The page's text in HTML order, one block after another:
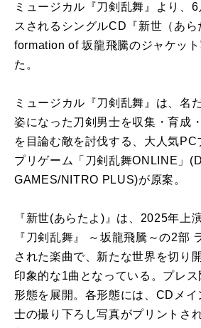
ミュージカル『刀剣乱舞』より、
スされるシングルCD『新世（あ
formation of 坂龍飛騰のジャケッ
た。
ミュージカル『刀剣乱舞』は、名
姿になった刀剣男士を収集・育成
を目論む敵を討伐する、大人気PC
プリゲーム「刀剣乱舞ONLINE」
GAMES/NITRO PLUS)が原案。
『新世(あらたよ)』は、2025年上
『刀剣乱舞』 ～坂龍飛騰～の2部
された楽曲で、新たな世界を切り
印象的な1曲となっている。プレ
形態を展開。各形態には、CDメイ
士の撮り下ろし写真がプリントさ